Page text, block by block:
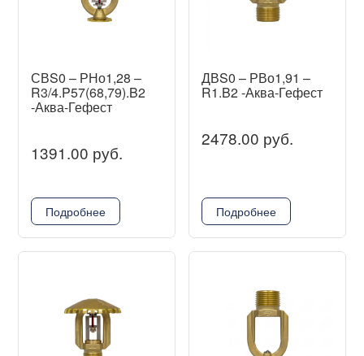
СВS0 – РНо1,28 –
R3/4.P57(68,79).B2
-Аква-Гефест
1391.00 руб.
Подробнее
ДВS0 – РВо1,91 –
R1.B2 -Аква-Гефест
2478.00 руб.
Подробнее